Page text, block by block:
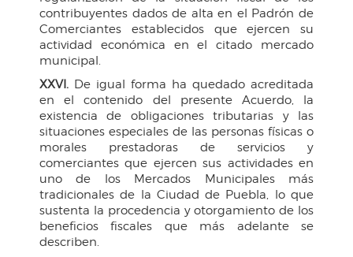
contribuyentes dados de alta en el Padrón de
Comerciantes establecidos que ejercen su
actividad económica en el citado mercado
municipal.
XXVI. De igual forma ha quedado acreditada
en el contenido del presente Acuerdo, la
existencia de obligaciones tributarias y las
situaciones especiales de las personas físicas o
morales prestadoras de servicios y
comerciantes que ejercen sus actividades en
uno de los Mercados Municipales más
tradicionales de la Ciudad de Puebla, lo que
sustenta la procedencia y otorgamiento de los
beneficios fiscales que más adelante se
describen.